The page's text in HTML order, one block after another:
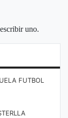
uno.
FUTBOL